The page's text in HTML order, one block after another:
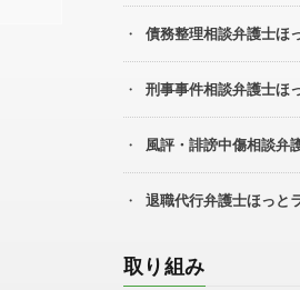
債務整理相談弁護士ほ
刑事事件相談弁護士ほ
風評・誹謗中傷相談弁
退職代行弁護士ほっと
取り組み